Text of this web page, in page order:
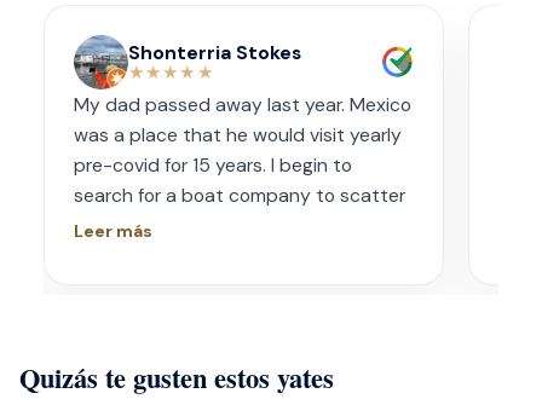
Shonterria Stokes
★★★★★
My dad passed away last year. Mexico
was a place that he would visit yearly
pre-covid for 15 years. I begin to
search for a boat company to scatter
his ashes in his favorite place one year
they were sensitive to the occasion. If
Leer más
Quizás te gusten estos yates